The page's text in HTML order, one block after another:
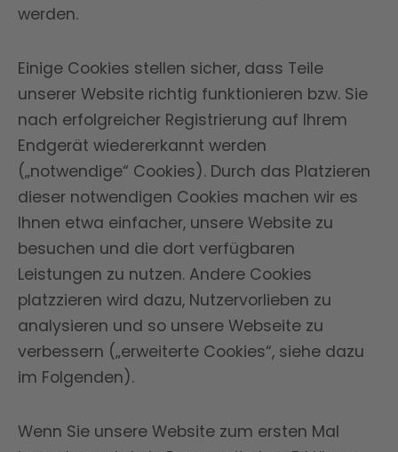
werden.
Einige Cookies stellen sicher, dass Teile
unserer Website richtig funktionieren bzw. Sie
nach erfolgreicher Registrierung auf Ihrem
Endgerät wiedererkannt werden
(„notwendige“ Cookies). Durch das Platzieren
dieser notwendigen Cookies machen wir es
Ihnen etwa einfacher, unsere Website zu
besuchen und die dort verfügbaren
Leistungen zu nutzen. Andere Cookies
platzzieren wird dazu, Nutzervorlieben zu
analysieren und so unsere Webseite zu
verbessern („erweiterte Cookies“, siehe dazu
im Folgenden).
Wenn Sie unsere Website zum ersten Mal